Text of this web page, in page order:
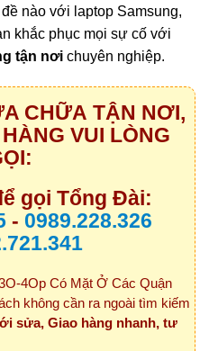
nào với laptop Samsung,
khắc phục mọi sự cố với
tận nơi chuyên nghiệp.
CHỮA TẬN NƠI,
VUI LÒNG
gọi Tổng Đài:
- 0989.228.326
4Op Có Mặt Ở Các Quận
không cần ra ngoài tìm kiếm
sửa, Giao hàng nhanh, tư